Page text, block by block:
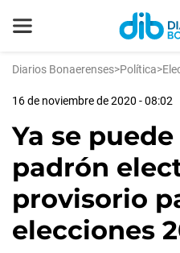
Diarios Bonaerenses>Política>
16 de noviembre de 2020 - 08:02
Ya se
padrón
provisorio
elecciones